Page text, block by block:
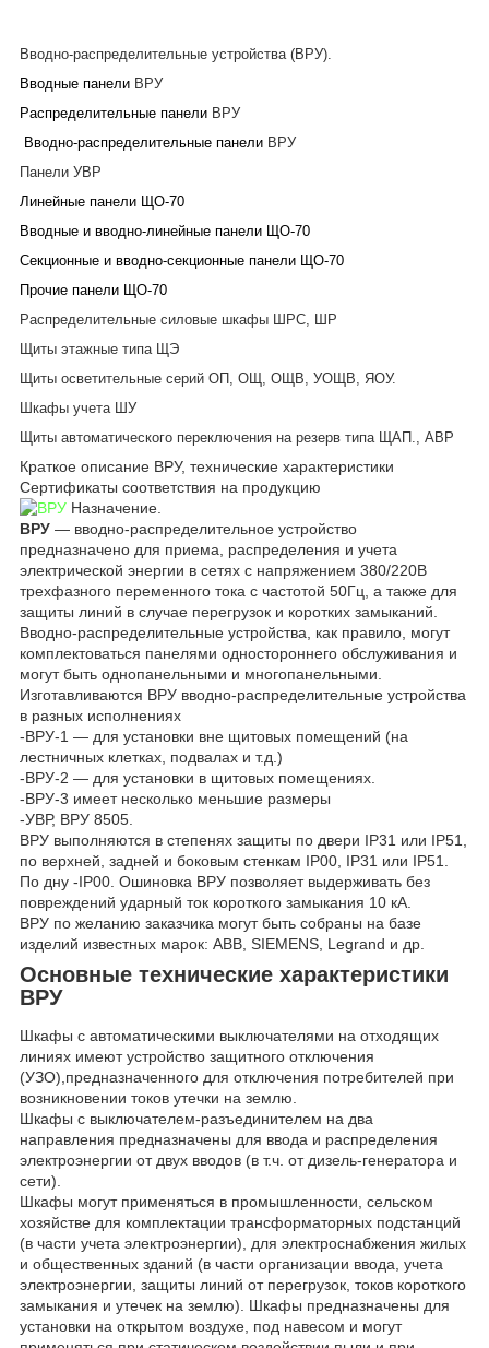
Вводно-распределительные устройства (ВРУ).
Вводные панели ВРУ
Распределительные панели ВРУ
Вводно-распределительные панели ВРУ
Панели УВР
Линейные панели ЩО-70
Вводные и вводно-линейные панели ЩО-70
Секционные и вводно-секционные панели ЩО-70
Прочие панели ЩО-70
Распределительные силовые шкафы ШРС, ШР
Щиты этажные типа ЩЭ
Щиты осветительные серий ОП, ОЩ, ОЩВ, УОЩВ, ЯОУ.
Шкафы учета ШУ
Щиты автоматического переключения на резерв типа ЩАП., АВР
Краткое описание ВРУ, технические характеристики
Сертификаты соответствия на продукцию
Назначение.
ВРУ ― вводно-распределительное устройство
предназначено для приема, распределения и учета
электрической энергии в сетях с напряжением 380/220В
трехфазного переменного тока с частотой 50Гц, а также для
защиты линий в случае перегрузок и коротких замыканий.
Вводно-распределительные устройства, как правило, могут
комплектоваться панелями одностороннего обслуживания и
могут быть однопанельными и многопанельными.
Изготавливаются ВРУ вводно-распределительные устройства
в разных исполнениях
-ВРУ-1 ― для установки вне щитовых помещений (на
лестничных клетках, подвалах и т.д.)
-ВРУ-2 ― для установки в щитовых помещениях.
-ВРУ-3 имеет несколько меньшие размеры
-УВР, ВРУ 8505.
ВРУ выполняются в степенях защиты по двери IP31 или IP51,
по верхней, задней и боковым стенкам IP00, IP31 или IP51.
По дну -IP00. Ошиновка ВРУ позволяет выдерживать без
повреждений ударный ток короткого замыкания 10 кА.
ВРУ по желанию заказчика могут быть собраны на базе
изделий известных марок: ABB, SIEMENS, Legrand и др.
Основные технические характеристики
ВРУ
Шкафы с автоматическими выключателями на отходящих
линиях имеют устройство защитного отключения
(УЗО),предназначенного для отключения потребителей при
возникновении токов утечки на землю.
Шкафы с выключателем-разъединителем на два
направления предназначены для ввода и распределения
электроэнергии от двух вводов (в т.ч. от дизель-генератора и
сети).
Шкафы могут применяться в промышленности, сельском
хозяйстве для комплектации трансформаторных подстанций
(в части учета электроэнергии), для электроснабжения жилых
и общественных зданий (в части организации ввода, учета
электроэнергии, защиты линий от перегрузок, токов короткого
замыкания и утечек на землю). Шкафы предназначены для
установки на открытом воздухе, под навесом и могут